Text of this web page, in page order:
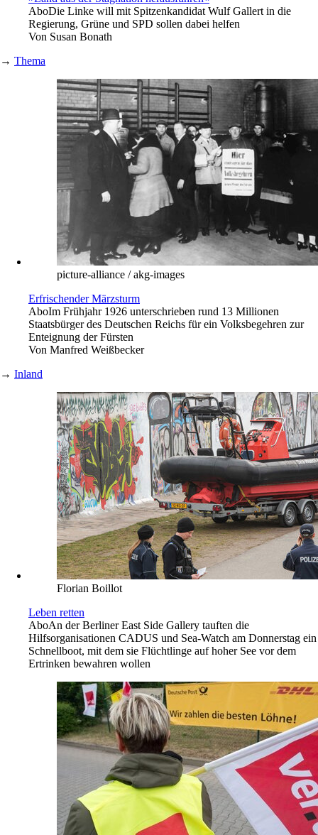
AboDie Linke will mit Spitzenkandidat Wulf Gallert in die
Regierung, Grüne und SPD sollen dabei helfen
Von Susan Bonath
→ Thema
picture-alliance / akg-images
Erfrischender Märzsturm
AboIm Frühjahr 1926 unterschrieben rund 13 Millionen
Staatsbürger des Deutschen Reichs für ein Volksbegehren zur
Enteignung der Fürsten
Von Manfred Weißbecker
→ Inland
Florian Boillot
Leben retten
AboAn der Berliner East Side Gallery tauften die
Hilfsorganisationen CADUS und Sea-Watch am Donnerstag ein
Schnellboot, mit dem sie Flüchtlinge auf hoher See vor dem
Ertrinken bewahren wollen